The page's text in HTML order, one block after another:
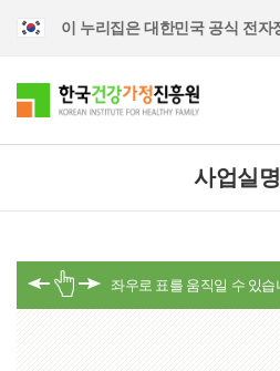
이 누리집은 대한민국 공식 전자
사업실명